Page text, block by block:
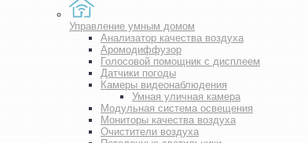
Управление умным домом
Анализатор качества воздуха
Аромодиффузор
Голосовой помощник с дисплеем
Датчики погоды
Камеры видеонаблюдения
Умная уличная камера
Модульная система освещения
Мониторы качества воздуха
Очистители воздуха